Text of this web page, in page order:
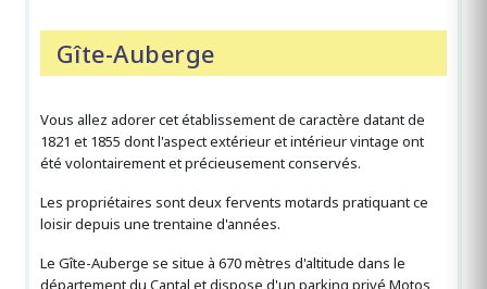
Gîte-Auberge
Vous allez adorer cet établissement de caractère datant de
1821 et 1855 dont l'aspect extérieur et intérieur vintage ont
été volontairement et précieusement conservés.
Les propriétaires sont deux fervents motards pratiquant ce
loisir depuis une trentaine d'années.
Le Gîte-Auberge se situe à 670 mètres d'altitude dans le
département du Cantal et dispose d'un parking privé Motos